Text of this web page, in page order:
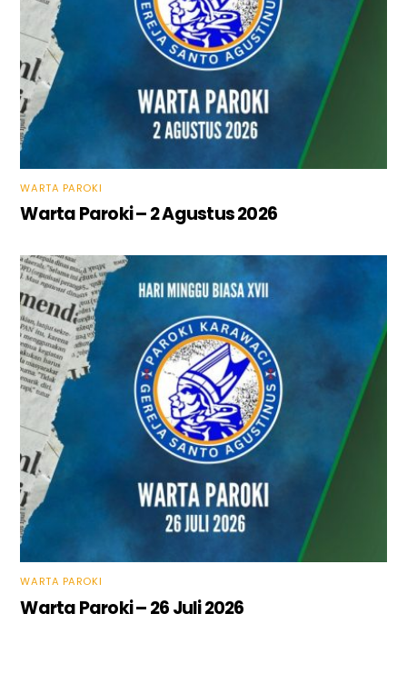
WARTA PAROKI
Warta Paroki – 2 Agustus 2026
WARTA PAROKI
Warta Paroki – 26 Juli 2026